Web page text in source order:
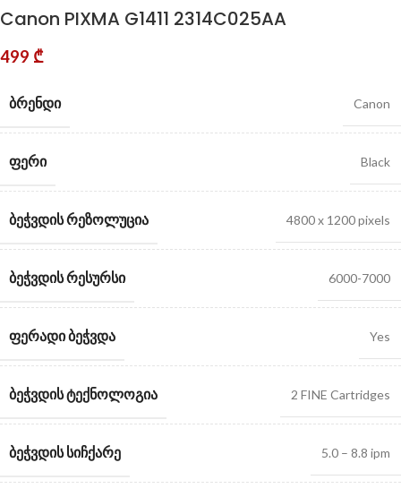
Canon PIXMA G1411 2314C025AA
499 ₾
ᲑᲠᲔᲜᲓᲘ Canon
ᲤᲔᲠᲘ Black
ᲑᲔᲭᲕᲓᲘᲡ ᲠᲔᲖᲝᲚᲣᲪᲘᲐ 4800 x 1200 pixels
ᲑᲔᲭᲕᲓᲘᲡ ᲠᲔᲡᲣᲠᲡᲘ 6000-7000
ᲤᲔᲠᲐᲓᲘ ᲑᲔᲭᲕᲓᲐ Yes
ᲑᲔᲭᲕᲓᲘᲡ ᲢᲔᲥᲜᲝᲚᲝᲒᲘᲐ 2 FINE Cartridges
ᲑᲔᲭᲕᲓᲘᲡ ᲡᲘᲩᲥᲐᲠᲔ 5.0 – 8.8 ipm